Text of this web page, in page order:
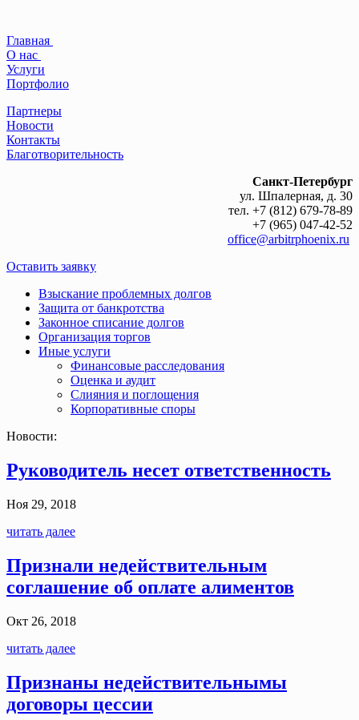
Главная
О нас
Услуги
Портфолио
Партнеры
Новости
Контакты
Благотворительность
Санкт-Петербург
ул. Шпалерная, д. 30
тел. +7 (812) 679-78-89
+7 (965) 047-42-52
office@arbitrphoenix.ru
Оставить заявку
Взыскание проблемных долгов
Защита от банкротства
Законное списание долгов
Организация торгов
Иные услуги
Финансовые расследования
Оценка и аудит
Слияния и поглощения
Корпоративные споры
Новости:
Руководитель несет ответственность
Ноя 29, 2018
читать далее
Признали недействительным
соглашение об оплате алиментов
Окт 26, 2018
читать далее
Признаны недействительнымы
договоры цессии